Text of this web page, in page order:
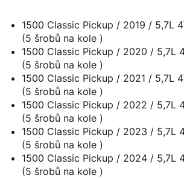
1500 Classic Pickup / 2019 / 5,7L 4WD / DS -model
(5 šrobů na kole )
1500 Classic Pickup / 2020 / 5,7L 4WD / DS -model
(5 šrobů na kole )
1500 Classic Pickup / 2021 / 5,7L 4WD / DS -model
(5 šrobů na kole )
1500 Classic Pickup / 2022 / 5,7L 4WD / DS -model
(5 šrobů na kole )
1500 Classic Pickup / 2023 / 5,7L 4WD / DS -model
(5 šrobů na kole )
1500 Classic Pickup / 2024 / 5,7L 4WD / DS -model
(5 šrobů na kole )